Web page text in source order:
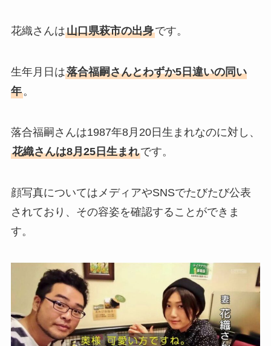
花織さんは山口県萩市の出身です。
生年月日は落合福嗣さんとわずか5日違いの同い
年。
落合福嗣さんは1987年8月20日生まれなのに対し、
花織さんは8月25日生まれです。
顔写真についてはメディアやSNSでたびたび公表
されており、その容姿を確認することができま
す。